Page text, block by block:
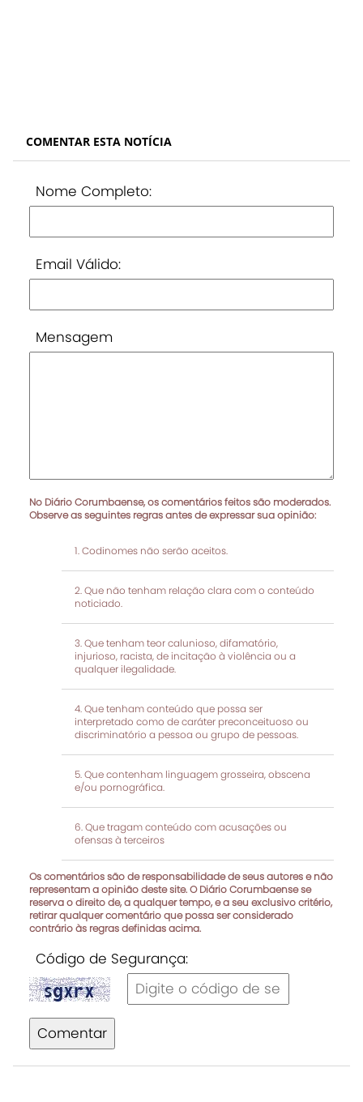
COMENTAR ESTA NOTÍCIA
Nome Completo:
Email Válido:
Mensagem
No Diário Corumbaense, os comentários feitos são moderados.
Observe as seguintes regras antes de expressar sua opinião:
Codinomes não serão aceitos.
Que não tenham relação clara com o conteúdo
noticiado.
Que tenham teor calunioso, difamatório,
injurioso, racista, de incitação à violência ou a
qualquer ilegalidade.
Que tenham conteúdo que possa ser
interpretado como de caráter preconceituoso ou
discriminatório a pessoa ou grupo de pessoas.
Que contenham linguagem grosseira, obscena
e/ou pornográfica.
Que tragam conteúdo com acusações ou
ofensas à terceiros
Os comentários são de responsabilidade de seus autores e não
representam a opinião deste site. O Diário Corumbaense se
reserva o direito de, a qualquer tempo, e a seu exclusivo critério,
retirar qualquer comentário que possa ser considerado
contrário às regras definidas acima.
Código de Segurança:
Comentar